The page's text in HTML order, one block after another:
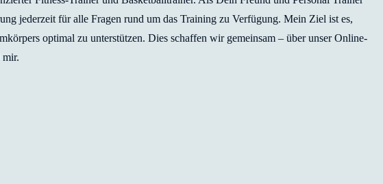
jederzeit für alle Fragen rund um das Training zu Verfügung. Mein Ziel ist es,
optimal zu unterstützen. Dies schaffen wir gemeinsam – über unser Online-
mir.